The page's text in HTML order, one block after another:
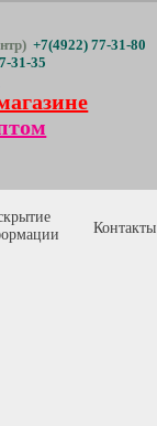
+7(4922) 77-31-80
31-35
Контакты